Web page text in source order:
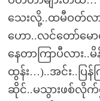
သေးလို့..ထမီဝတ်လ
ဟော..လင်တော်မေ
နေတာကြာပီလား
ထွန်း…)..အင်း..ပြ
ဆိုင်..မသွားဖစ်လို